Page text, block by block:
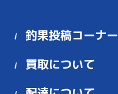
釣果投稿コーナー
買取について